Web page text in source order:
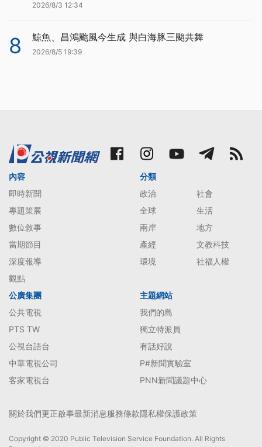
2026/8/3 12:34
8 鯨魚、昌鴻颱風今生成 與白海豚三颱共舞
2026/8/5 19:39
內容
即時新聞
專題策展
數位敘事
當期節目
深度報導
觀點
分類
政治
社會
全球
生活
兩岸
地方
產經
文教科技
環境
社福人權
公廣集團
公共電視
PTS TW
公視台語台
中華電視公司
客家電視台
主題網站
我們的島
獨立特派員
有話好說
P#新聞實驗室
PNN新聞議題中心
關於我們更正啟事最新消息服務條款隱私權保護政策
Copyright © 2020 Public Television Service Foundation. All Rights